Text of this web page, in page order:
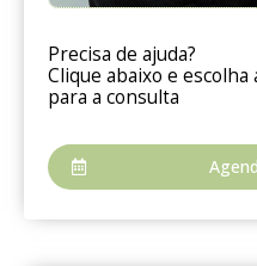
Precisa de ajuda?
Clique abaixo e
para a consulta